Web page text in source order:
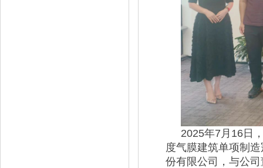
2025年7月16日
度气膜建筑单项制
份有限公司，与公